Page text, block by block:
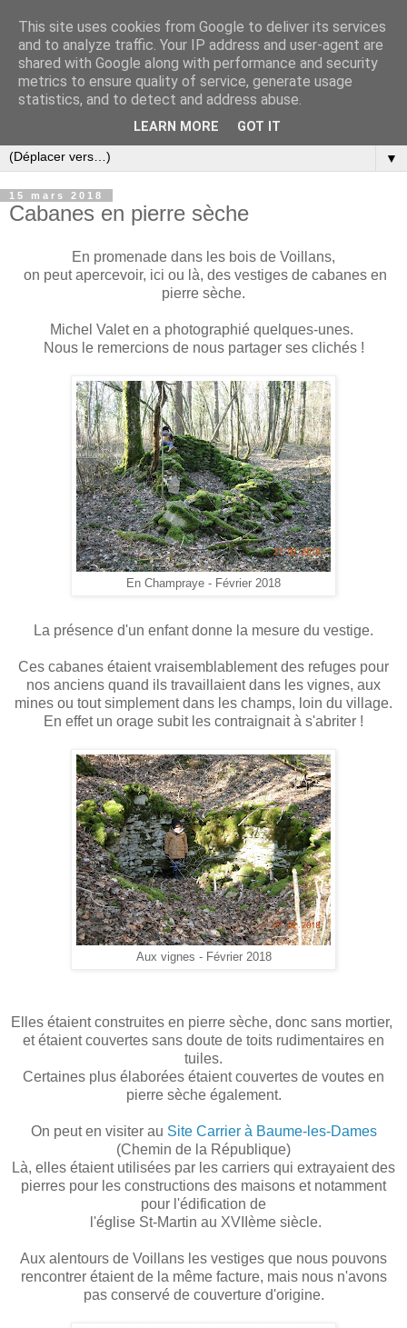
▼
15 mars 2018
Cabanes en pierre sèche
En promenade dans les bois de Voillans,
on peut apercevoir, ici ou là, des vestiges de cabanes en
pierre sèche.
Michel Valet en a photographié quelques-unes.
Nous le remercions de nous partager ses clichés !
En Champraye - Février 2018
La présence d'un enfant donne la mesure du vestige.
Ces cabanes étaient vraisemblablement des refuges pour
nos anciens quand ils travaillaient dans les vignes, aux
mines ou tout simplement dans les champs, loin du village.
En effet un orage subit les contraignait à s'abriter !
Aux vignes - Février 2018
Elles étaient construites en pierre sèche, donc sans mortier,
et étaient couvertes sans doute de toits rudimentaires en
tuiles.
Certaines plus élaborées étaient couvertes de voutes en
pierre sèche également.
On peut en visiter au Site Carrier à Baume-les-Dames
(Chemin de la République)
Là, elles étaient utilisées par les carriers qui extrayaient des
pierres pour les constructions des maisons et notamment
pour l'édification de
l'église St-Martin au XVIIème siècle.
Aux alentours de Voillans les vestiges que nous pouvons
rencontrer étaient de la même facture, mais nous n'avons
pas conservé de couverture d'origine.
This site uses cookies from Google to deliver its services
and to analyze traffic. Your IP address and user-agent are
shared with Google along with performance and security
metrics to ensure quality of service, generate usage
statistics, and to detect and address abuse.
LEARN MORE GOT IT